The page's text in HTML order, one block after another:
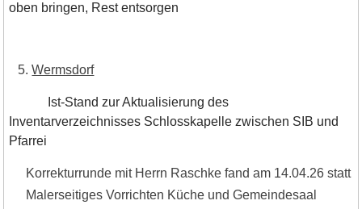
oben bringen, Rest entsorgen
Wermsdorf
Ist-Stand zur Aktualisierung des
Inventarverzeichnisses Schlosskapelle zwischen SIB und
Pfarrei
Korrekturrunde mit Herrn Raschke fand am 14.04.26 statt
Malerseitiges Vorrichten Küche und Gemeindesaal